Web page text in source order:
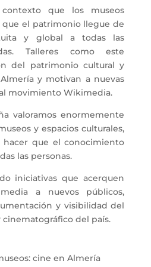
que los museos
el patrimonio llegue de
y global a todas las
Talleres como este
del patrimonio cultural y
y motivan a nuevas
movimiento Wikimedia.
valoramos enormemente
y espacios culturales,
que el conocimiento
las personas.
iniciativas que acerquen
a nuevos públicos,
y visibilidad del
del país.